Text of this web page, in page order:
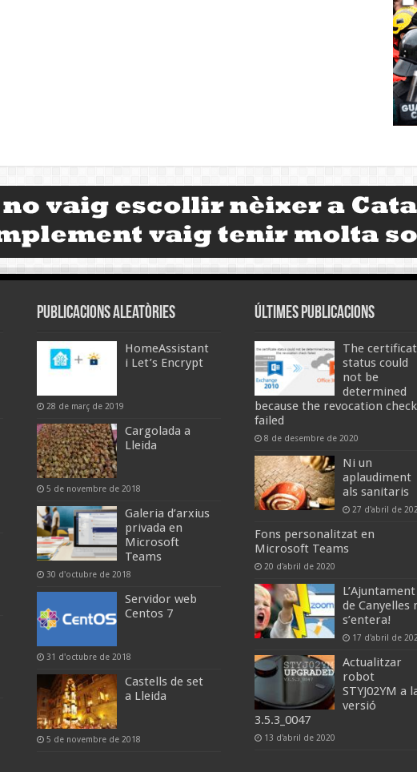
Publicacions aleatòries
HomeAssistant
i Let’s Encrypt
28 de març de 2019
Cargolada a
Lleida
5 de novembre de 2018
Galeria d’arxius
privada en
Microsoft
Teams
30 d'octubre de 2018
Servidor web
Centos 7
31 d'octubre de 2018
Castells de set
a Lleida
5 de novembre de 2018
Últimes publicacions
The
status could
not be
determined
because the revocation check
failed
8 de desembre de 2020
Ni un
aplaudiment
als sanitaris
27 d'abril de
Fons personalitzat en
Microsoft Teams
20 d'abril de 2020
L’Ajuntament
de Canyelles
s’entera!
17 d'abril de
Actualitzar
robot
STYJ02YM a
versió
3.5.3_0047
13 d'abril de 2020